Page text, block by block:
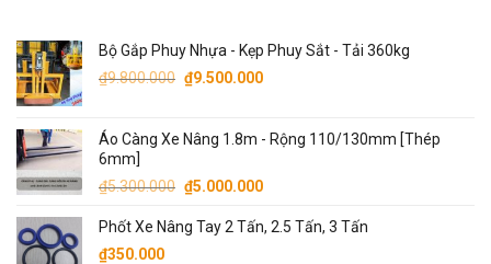
Bộ Gắp Phuy Nhựa - Kẹp Phuy Sắt - Tải 360kg
₫9.800.000 Giá
₫9.800.000.
₫9.500.000Giá
là:
Áo Càng Xe Nâng 1.8m - Rộng 110/130mm [Thép
6mm]
₫5.300.000 Giá
là:
₫5.000.000Giá
tại
Phốt Xe Nâng Tay 2 Tấn, 2.5 Tấn, 3 Tấn
₫350.000